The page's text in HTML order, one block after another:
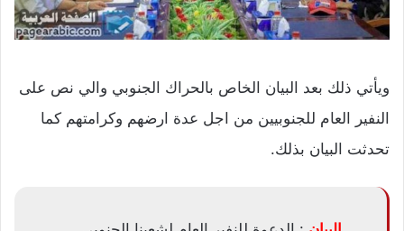
ويأتي ذلك بعد البيان الخاص بالحراك الجنوبي والي نص على
النفير العام للجنوبيين من اجل عدة ارضهم وكرامتهم كما
تحدثت البيان بذلك.